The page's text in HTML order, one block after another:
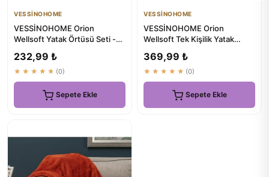
VESSİNOHOME
VESSİNOHOME Orion
Wellsoft Yatak Örtüsü Seti -
232,99 ₺
★★★★★ (0)
Sepete Ekle
VESSİNOHOME
VESSİNOHOME Orion
Wellsoft Tek Kişilik Yatak
369,99 ₺
★★★★★ (0)
Sepete Ekle